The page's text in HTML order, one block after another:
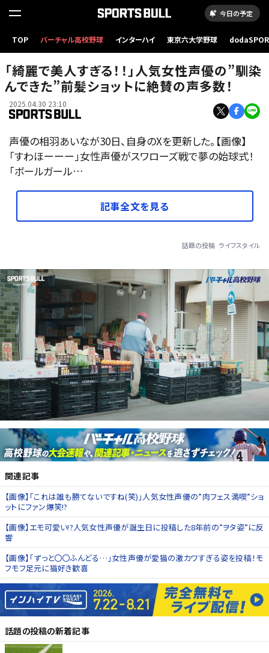
今日の予定
TOP バーチャル高校野球 インターハイ 東京六大学野球
「綺麗で美人すぎる！！」人気女性声優の”馴染
んできた”前髪ショットに絶賛の声多数！
2025.04.30 23:10
声優の相羽あいなが30日、自身のXを更新した。【画像】
「すわほーーー」女性声優がスワローズ戦で夢の始球式！
「ボールガール…
記事全文を見る
話題の投稿 ライフスタイル
関連記事
【画像】「これは誰も勝てないですね(笑)」人気女性声優の”肉フェス満喫”ショ
ットにファン爆笑!?
【画像】エモ可愛い!?人気女性声優が誕生日に投稿した8年前の”ヲタ姿”に反
響
【画像】「ずっと〇〇ふんどる…」女性声優が愛猫の激カワすぎる姿を投稿！モ
フモフ足元に猫好き歓喜
話題の投稿の新着記事